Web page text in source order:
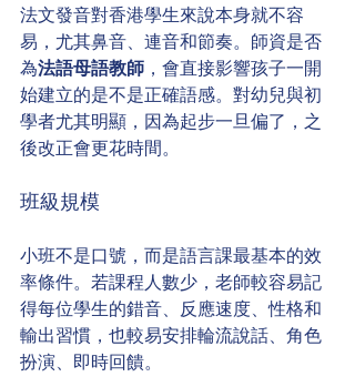
法文發音對香港學生來說本身就不容
易，尤其鼻音、連音和節奏。師資是否
為法語母語教師 ，會直接影響孩子一開
始建立的是不是正確語感。對幼兒與初
學者尤其明顯，因為起步一旦偏了，之
後改正會更花時間。
班級規模
小班不是口號，而是語言課最基本的效
率條件。若課程人數少，老師較容易記
得每位學生的錯音、反應速度、性格和
輸出習慣，也較易安排輪流說話、角色
扮演、即時回饋。